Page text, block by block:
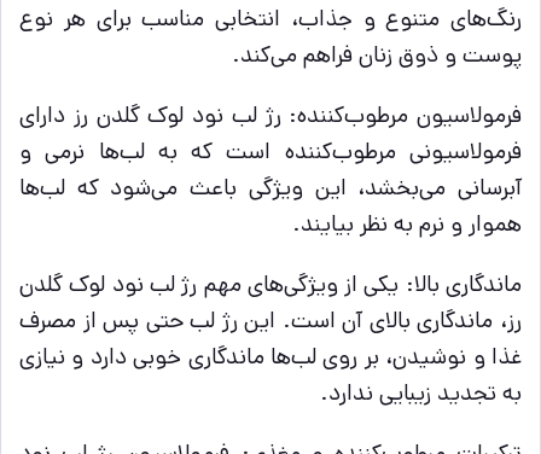
رنگ‌های متنوع و جذاب، انتخابی مناسب برای هر نوع
پوست و ذوق زنان فراهم می‌کند.
فرمولاسیون مرطوب‌کننده: رژ لب نود لوک گلدن رز دارای
فرمولاسیونی مرطوب‌کننده است که به لب‌ها نرمی و
آبرسانی می‌بخشد، این ویژگی باعث می‌شود که لب‌ها
هموار و نرم به نظر بیایند.
ماندگاری بالا: یکی از ویژگی‌های مهم رژ لب نود لوک گلدن
رز، ماندگاری بالای آن است. این رژ لب حتی پس از مصرف
غذا و نوشیدن، بر روی لب‌ها ماندگاری خوبی دارد و نیازی
به تجدید زیبایی ندارد.